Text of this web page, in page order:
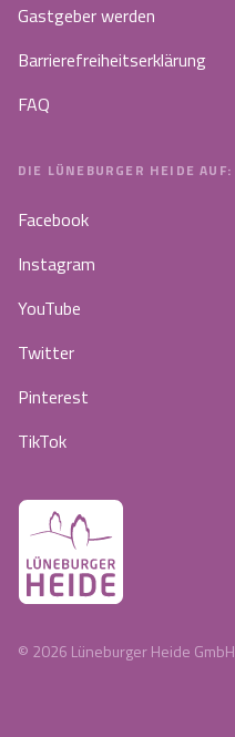
Gastgeber werden
Barrierefreiheitserklärung
FAQ
DIE LÜNEBURGER HEIDE AUF:
Facebook
Instagram
YouTube
Twitter
Pinterest
TikTok
© 2026 Lüneburger Heide GmbH